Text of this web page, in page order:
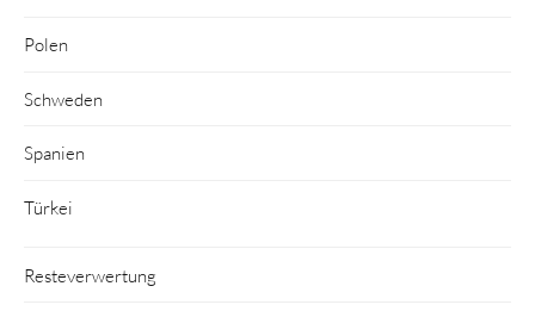
Polen
Schweden
Spanien
Türkei
Resteverwertung